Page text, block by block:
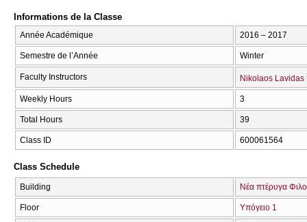
Informations de la Classe
Année Académique 2016 – 2017
Semestre de l’Année Winter
Faculty Instructors Nikolaos Lavidas
Weekly Hours 3
Total Hours 39
Class ID 600061564
Class Schedule
Building Νέα πτέρυγα
Floor Υπόγειο 1